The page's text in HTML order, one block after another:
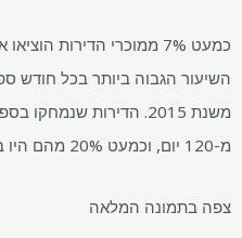
כמעט 7% ממוכרי הדירות
משנת 2015. הדירות
מ-120 יום, וכמעט 20% מהם היו בסיכון למכור בהפסד.
צפה בתמונה המלאה